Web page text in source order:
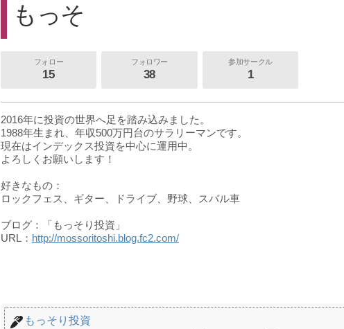
もっそ
フォロー
15
フォロワー
38
参加サークル
1
2016年に投資の世界へ足を踏み込みました。
1988年生まれ、年収500万円台のサラリーマンです。
現在はインデックス投資を中心に運用中。
よろしくお願いします！
好きなもの：
ロックフェス、ギター、ドライブ、野球、スバル車
ブログ：「もっそり投資」
URL： http://mossoritoshi.blog.fc2.com/
もっそり投資